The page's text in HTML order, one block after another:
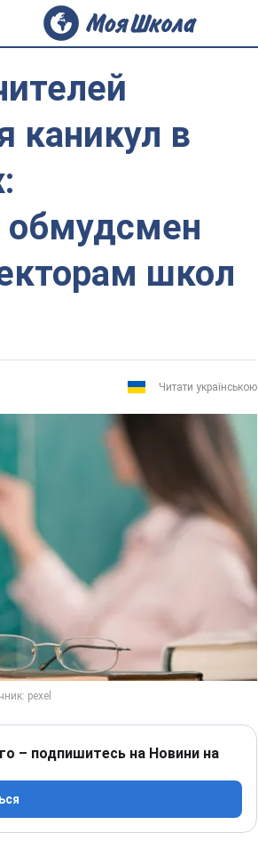
каникул в
обмудсмен
школ
Читати українською
– подпишитесь на Новини на